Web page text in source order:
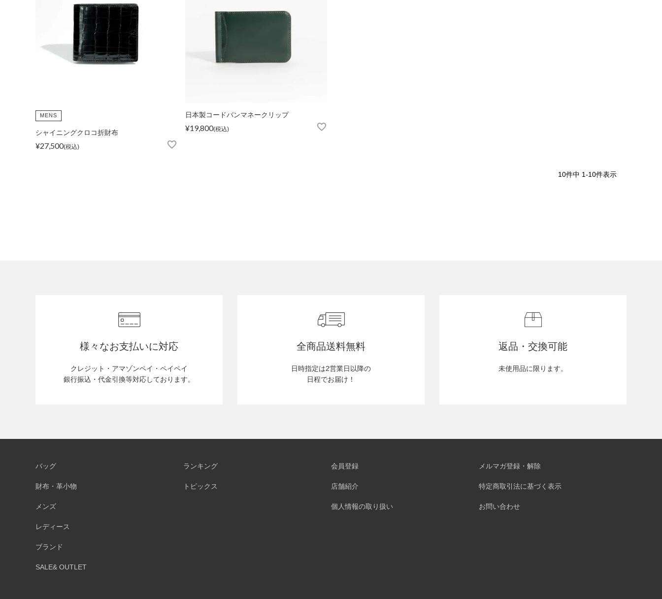
MENS
シャイニングクロコ折財布
¥27,500 税込
日本製コードバンマネークリップ
¥19,800 税込
10件中 1-10件表示
様々なお支払いに対応
クレジット・アマゾンペイ・ペイペイ
銀行振込・代金引換等対応しております。
全商品送料無料
日時指定は2営業日以降の
日程でお届け！
返品・交換可能
未使用品に限ります。
バッグ
財布・革小物
メンズ
レディース
ブランド
SALE& OUTLET
ランキング
トピックス
会員登録 メルマガ登録・解除
店舗紹介 特定商取引法に基づく表示
個人情報の取り扱い お問い合わせ